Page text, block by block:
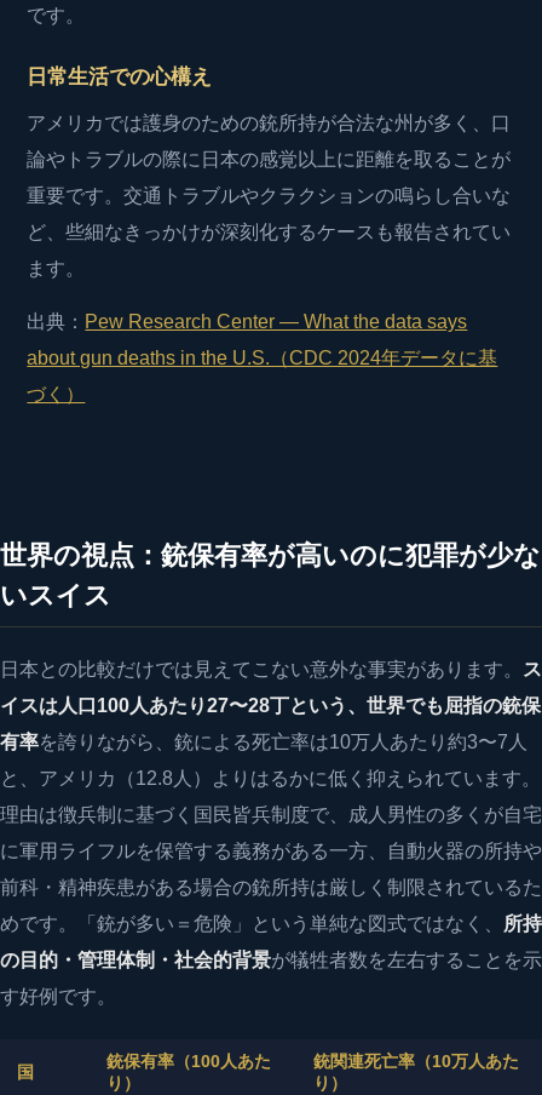
です。
日常生活での心構え
アメリカでは護身のための銃所持が合法な州が多く、口
論やトラブルの際に日本の感覚以上に距離を取ることが
重要です。交通トラブルやクラクションの鳴らし合いな
ど、些細なきっかけが深刻化するケースも報告されてい
ます。
出典： Pew Research Center — What the data says
about gun deaths in the U.S.（CDC 2024年データに基
づく）
世界の視点：銃保有率が高いのに犯罪が少な
いスイス
日本との比較だけでは見えてこない意外な事実があります。
ス
イスは人口100人あたり27〜28丁という、世界でも屈指の銃保
有率を誇りながら、銃による死亡率は10万人あたり約3〜7人
と、アメリカ（12.8人）よりはるかに低く抑えられています。
理由は徴兵制に基づく国民皆兵制度で、成人男性の多くが自宅
に軍用ライフルを保管する義務がある一方、自動火器の所持や
前科・精神疾患がある場合の銃所持は厳しく制限されているた
めです。「銃が多い＝危険」という単純な図式ではなく、
所持
の目的・管理体制・社会的背景が犠牲者数を左右することを示
す好例です。
国
銃保有率（100人あた
り）
銃関連死亡率（10万人あた
り）